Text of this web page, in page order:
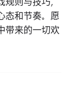
则与技巧，
态和节奏。愿
带来的一切欢